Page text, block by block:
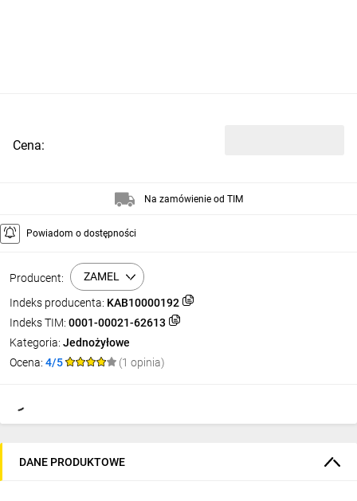
Producent: ZAMEL
Indeks producenta: KAB10000192
Indeks TIM: 0001-00021-62613
Kategoria: Jednożyłowe
Ocena: 4/5 (1 opinia)
Cena:
Na zamówienie od TIM
Powiadom o dostępności
DANE PRODUKTOWE